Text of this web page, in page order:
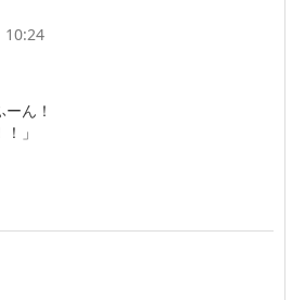
10:24
ん！
」